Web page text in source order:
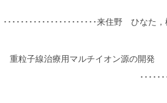
･･････････････････････来住野 ひな
重粒子線治療用マルチイオン源の開発
････